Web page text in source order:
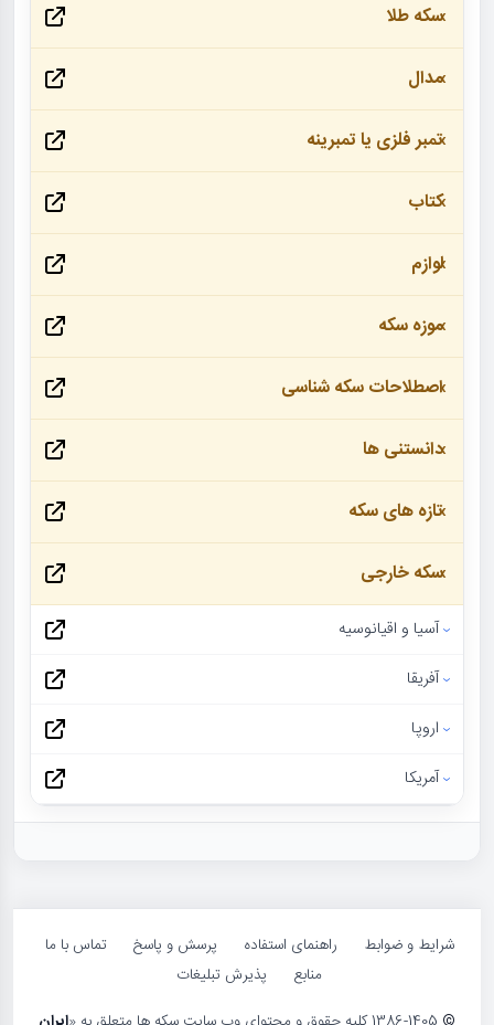
سکه طلا
مدال
تمبر فلزی یا تمبرینه
کتاب
لوازم
موزه سکه
اصطلاحات سکه شناسی
دانستنی ها
تازه های سکه
سکه خارجی
آسیا و اقیانوسیه
آفریقا
اروپا
آمریکا
شرایط و ضوابط راهنمای استفاده پرسش و پاسخ
تماس با ما
منابع
پذیرش تبلیغات